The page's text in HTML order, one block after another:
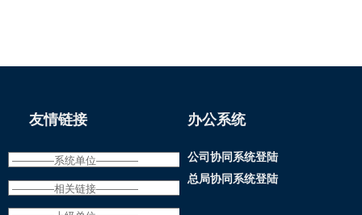
友情链接 办公系统
公司协同系统登陆
总局协同系统登陆